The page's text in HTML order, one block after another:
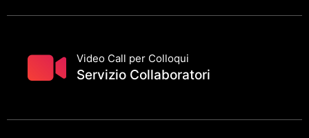
Video Call per Colloqui
Servizio Collaboratori